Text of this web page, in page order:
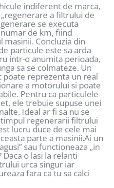
indiferent de marca,
a filtrului de
se executa
de km, fiind
Concluzia din
particule este sa arda
intr-o anumita perioada,
sa se colmateze. Un
reprezenta un real
a motorului si poate
Pentru ca particulele
ele trebuie supuse unei
Ideal ar fi sa nu se
regenerarii filtrului
lucru duce de cele mai
parte a masinii.Ai un
sau functioneaza „in
o lasi la relanti
urca singur iar
fara ca tu sa calci